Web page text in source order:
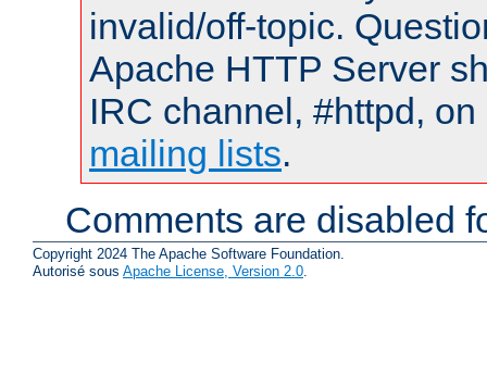
invalid/off-topic.
Apache HTTP Server
IRC channel, #httpd,
mailing lists.
Comments are disabled
Copyright 2024 The Apache Software Foundation.
Autorisé sous Apache License, Version 2.0